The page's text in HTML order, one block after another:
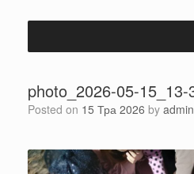
photo_2026-05-15_13-
Posted on 15 Тра 2026 by admin